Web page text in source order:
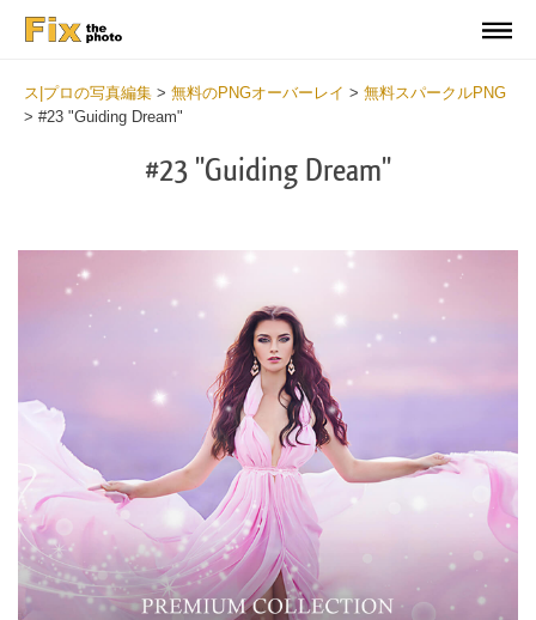
ス|プロの写真編集 > 無料のPNGオーバーレイ > 無料スパークルPNG
> #23 "Guiding Dream"
#23 "Guiding Dream"
選んでください